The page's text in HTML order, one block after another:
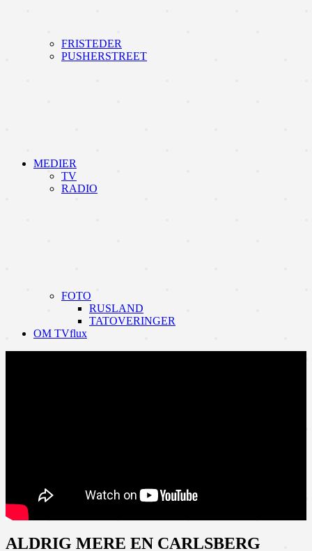
FRISTEDER
PUSHERSTREET
MEDIER
TV
RADIO
FOTO
RUSLAND
TATOVERINGER
OM TVflux
ALDRIG MERE EN CARLSBERG